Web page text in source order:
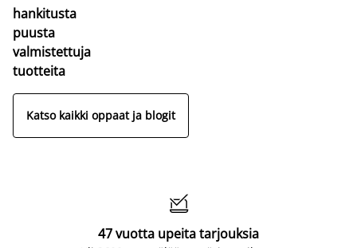
hankitusta
puusta
valmistettuja
tuotteita
Katso kaikki oppaat ja blogit

47 vuotta upeita tarjouksia